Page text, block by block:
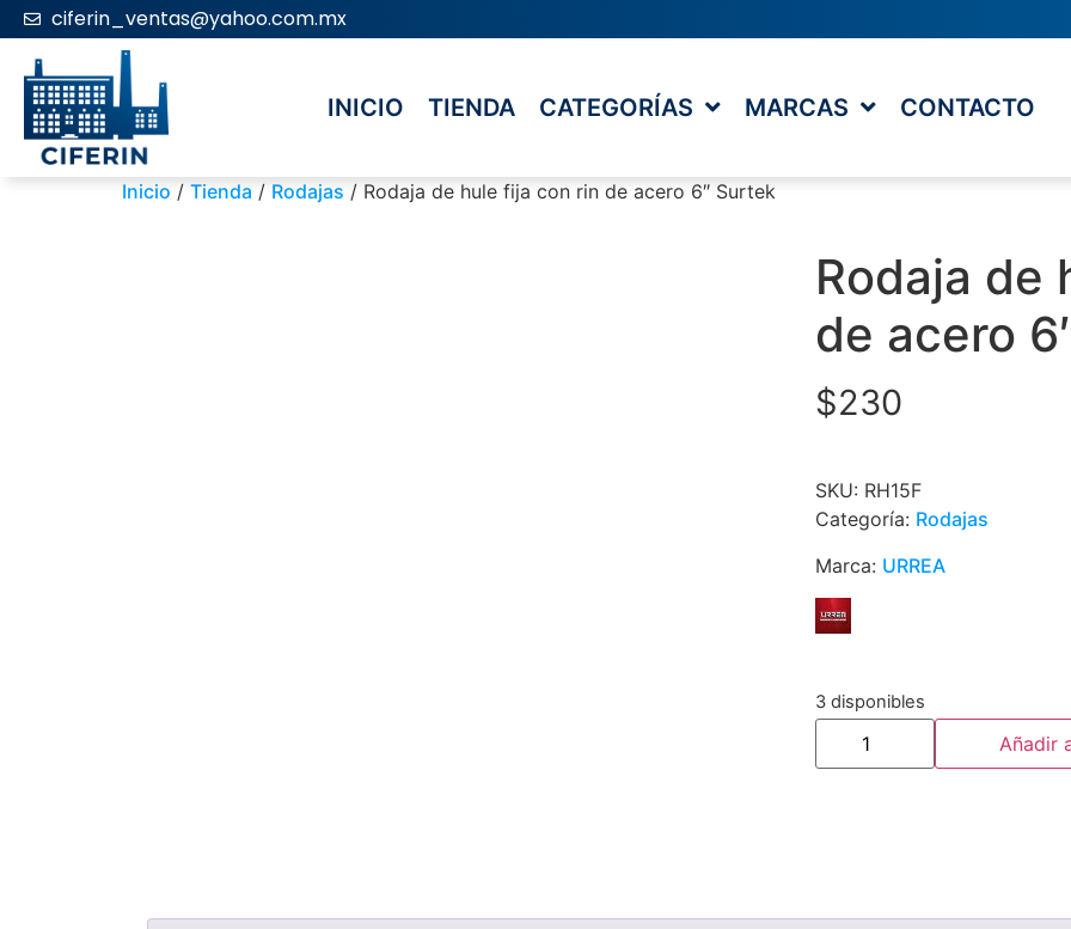
ciferin_ventas@yahoo.com.mx
INICIO TIENDA CATEGORÍAS MARCAS CONTACTO
Inicio / Tienda / Rodajas / Rodaja de hule fija con rin de acero 6″ Surtek
Rodaja de
de acero
$230
SKU: RH15F
Categoría: Rodajas
Marca: URREA
3 disponibles
Añadir